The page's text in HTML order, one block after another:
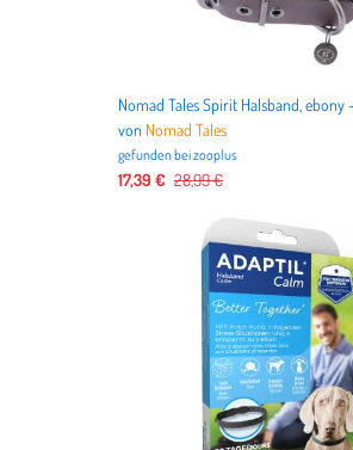
von Nomad Tales
gefunden beizooplus
17,39 € 28,99 €